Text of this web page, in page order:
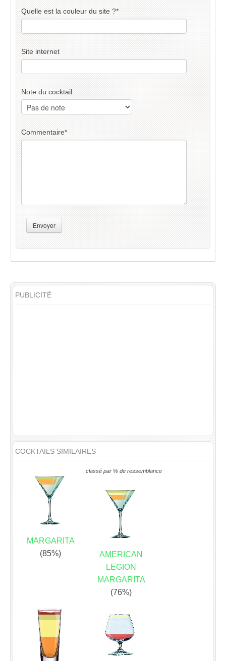
Quelle est la couleur du site ?*
Site internet
Note du cocktail
Commentaire*
Envoyer
PUBLICITÉ
COCKTAILS SIMILAIRES
classé par % de ressemblance
MARGARITA
(85%)
AMERICAN
LEGION
MARGARITA
(76%)